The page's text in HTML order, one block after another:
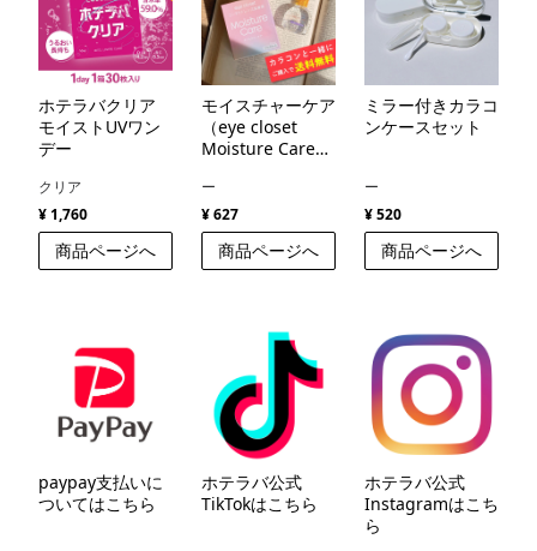
ホテラバクリア
モイストUVワン
デー
クリア
¥ 1,760
商品ページへ
モイスチャーケア
（eye closet
Moisture Care
ー
¥ 627
商品ページへ
ミラー付きカラコ
ンケースセット
ー
¥ 520
商品ページへ
paypay支払いに
ついてはこちら
ホテラバ公式
TikTokはこちら
ホテラバ公式
Instagramはこち
ら